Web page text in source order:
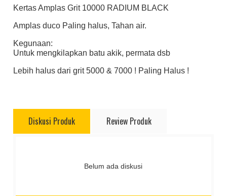
Kertas Amplas Grit 10000 RADIUM BLACK
Amplas duco Paling halus, Tahan air.
Kegunaan:
Untuk mengkilapkan batu akik, permata dsb
Lebih halus dari grit 5000 & 7000 ! Paling Halus !
Diskusi Produk Review Produk
Belum ada diskusi